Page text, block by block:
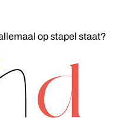
op stapel staat?